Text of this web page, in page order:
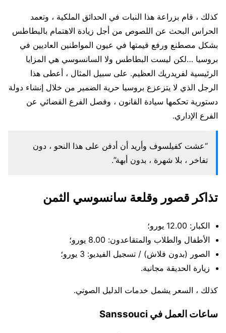
كذلك ، قام بزراعة هذا النبات في الحدائق الملكية ، وتعمد
الحراس البحث عن اللصوص من أجل زيادة الاهتمام بالبطاطس
بشكل مصطنع ورفع قيمتها في عيون المواطنين العاديين في
بروسيا …لكن ليست البطاطس ولا السانسوسي هي المزايا
الرئيسية لفريدريك العظيم. على سبيل المثال ، أعطى هذا
الرجل الذي لا يتزعزع بروسيا حرية الضمير من خلال إنشاء دولة
دستورية تحكمها سيادة القانون ، وفصل الفرع القضائي عن
الفرع الإداري.
“عشت كفيلسوف وأريد أن أدفن على هذا النحو ، دون
تفاخر ، بلا شهرة ، بدون أبهة”.
تذاكر قصور وقلعة سانسوسي الثمن
الكبار: 12.00 يورو؛
الأطفال والطلاب والمتقاعدون: 8.00 يورو؛
الصور (بدون فلاش) / تسجيل الفيديو: 3 يورو؛
زيارة الحديقة مجانية.
كذلك ، السعر يشمل خدمات الدليل الصوتي.
ساعات العمل في Sanssouci